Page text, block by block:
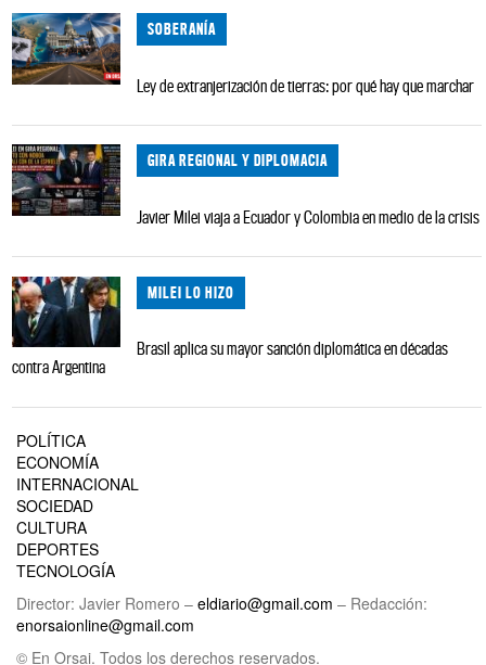
SOBERANÍA
Ley de extranjerización de tierras: por qué hay que marchar
GIRA REGIONAL Y DIPLOMACIA
Javier Milei viaja a Ecuador y Colombia en medio de la crisis
MILEI LO HIZO
Brasil aplica su mayor sanción diplomática en décadas
contra Argentina
POLÍTICA
ECONOMÍA
INTERNACIONAL
SOCIEDAD
CULTURA
DEPORTES
TECNOLOGÍA
Director: Javier Romero – eldiario@gmail.com – Redacción:
enorsaionline@gmail.com
© En Orsai. Todos los derechos reservados.